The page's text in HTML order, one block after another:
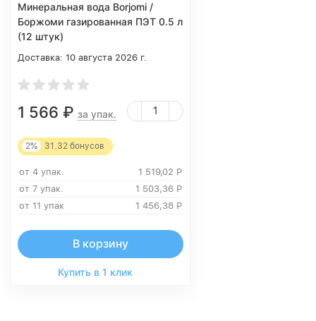
Минеральная вода Borjomi /
Боржоми газированная ПЭТ 0.5 л
(12 штук)
Доставка: 10 августа 2026 г.
1 566 ₽ за упак.
2% 31.32 бонусов
от 4 упак. 1 519,02 Р
от 7 упак.
1 503,36 Р
от 11 упак
1 456,38 Р
В корзину
Купить в 1 клик